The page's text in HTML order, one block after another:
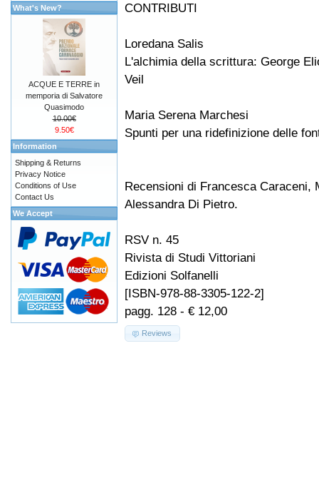
CONTRIBUTI
Loredana Salis
L'alchimia della scrittura: George
Veil
Maria Serena Marchesi
Spunti per una ridefinizione delle
Recensioni di Francesca Caraceni,
Alessandra Di Pietro.
RSV n. 45
Rivista di Studi Vittoriani
Edizioni Solfanelli
[ISBN-978-88-3305-122-2]
pagg. 128 - € 12,00
Reviews
What's New?
ACQUE E TERRE in
memporia di Salvatore
Quasimodo
10.00€
9.50€
Information
Shipping & Returns
Privacy Notice
Conditions of Use
Contact Us
We Accept